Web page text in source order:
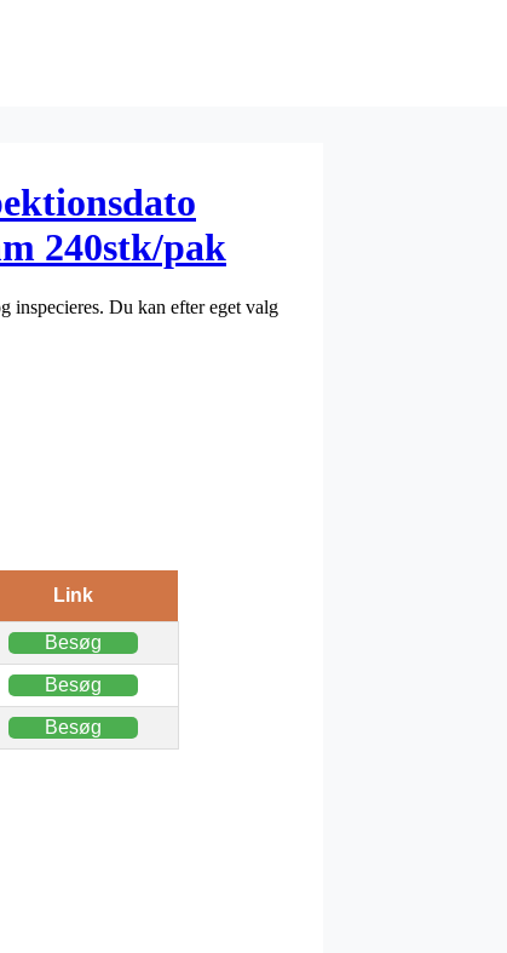
240stk/pak
inspecieres. Du kan efter eget valg
Link
Besøg
Besøg
Besøg